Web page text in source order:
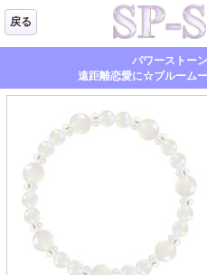
戻る
パワーストー
遠距離恋愛に☆ブルーム